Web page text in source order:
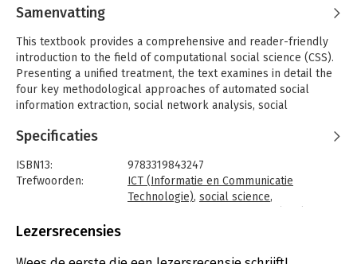
Samenvatting
This textbook provides a comprehensive and reader-friendly
introduction to the field of computational social science (CSS).
Presenting a unified treatment, the text examines in detail the
four key methodological approaches of automated social
information extraction, social network analysis, social
updated new edition has been enhanced with numerous review
understanding through problem-solving, and to practice
writing code to implement ideas. Topics and features: contains
more than a thousand questions and exercises, together with a
differences between computers and social systems; presents a
Specificaties
ISBN13:
9783319843247
Trefwoorden:
ICT (Informatie en Communicatie
Technologie), social science,
Taal:
Aantal pagina's:
607
Lezersrecensies